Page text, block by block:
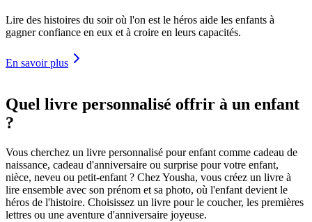
Lire des histoires du soir où l'on est le héros aide les enfants à
gagner confiance en eux et à croire en leurs capacités.
En savoir plus
Quel livre personnalisé offrir à un enfant
?
Vous cherchez un livre personnalisé pour enfant comme cadeau de
naissance, cadeau d'anniversaire ou surprise pour votre enfant,
nièce, neveu ou petit-enfant ? Chez Yousha, vous créez un livre à
lire ensemble avec son prénom et sa photo, où l'enfant devient le
héros de l'histoire. Choisissez un livre pour le coucher, les premières
lettres ou une aventure d'anniversaire joyeuse.